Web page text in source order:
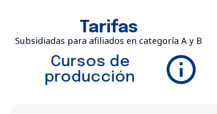
Tarifas
Subsidiadas para afiliados en categoría A y B
Cursos de
producción